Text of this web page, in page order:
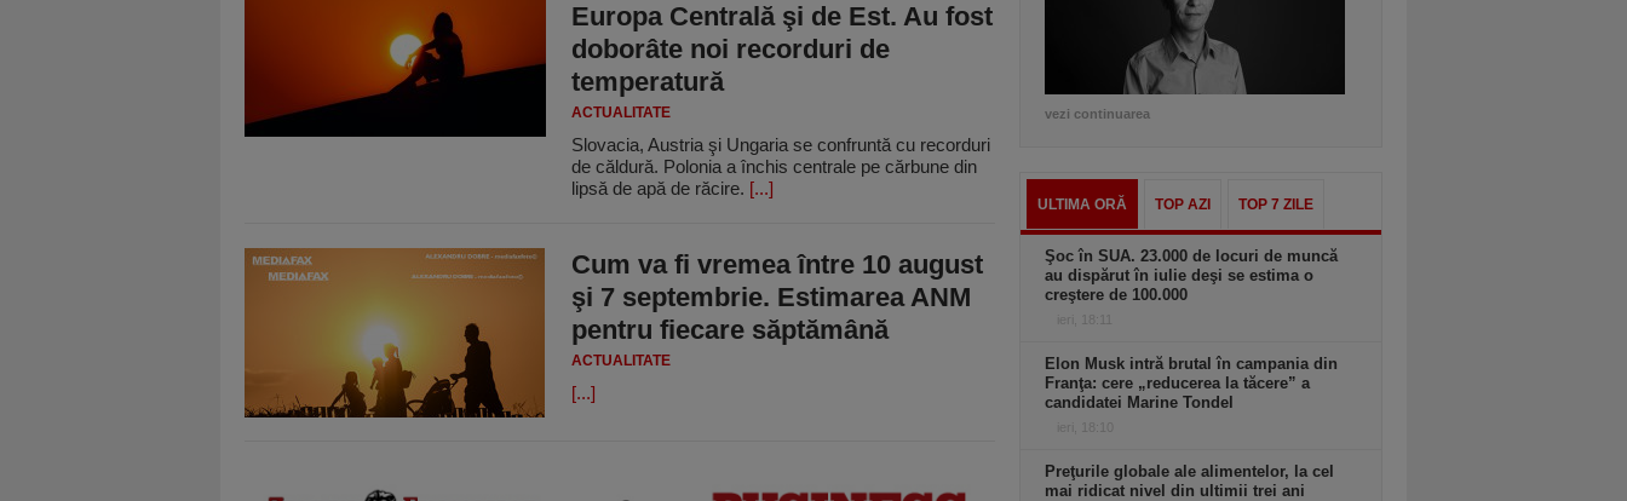
Europa Centrală şi de Est. Au fost
doborâte noi recorduri de
temperatură
ACTUALITATE
Slovacia, Austria şi Ungaria se confruntă cu recorduri
de căldură. Polonia a închis centrale pe cărbune din
lipsă de apă de răcire. [...]
Cum va fi vremea între 10 august
şi 7 septembrie. Estimarea ANM
pentru fiecare săptămână
ACTUALITATE
[...]
vezi continuarea
ULTIMA ORĂ TOP AZI TOP 7 ZILE
Şoc în SUA. 23.000 de locuri de muncă
au dispărut în iulie deşi se estima o
creştere de 100.000
ieri, 18:11
Elon Musk intră brutal în campania din
Franţa: cere „reducerea la tăcere” a
candidatei Marine Tondel
ieri, 18:10
Preţurile globale ale alimentelor, la cel
mai ridicat nivel din ultimii trei ani